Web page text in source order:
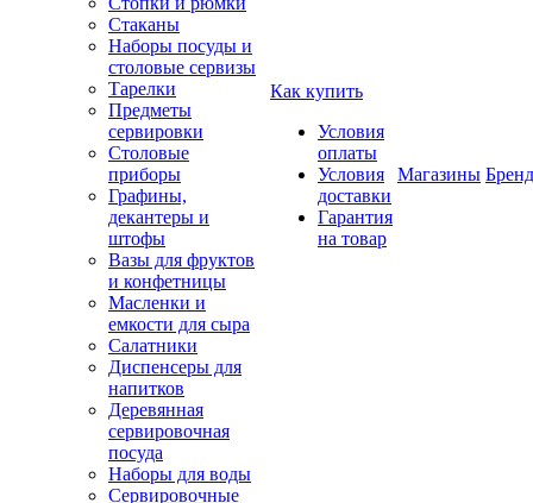
Стаканы
Наборы посуды и
столовые сервизы
Тарелки
Предметы
сервировки
Столовые
приборы
Графины,
декантеры и
штофы
Вазы для фруктов
и конфетницы
Масленки и
емкости для сыра
Салатники
Диспенсеры для
напитков
Деревянная
сервировочная
посуда
Наборы для воды
Сервировочные
Как купить
Условия
оплаты
Условия
доставки
Гарантия
на товар
Магазины